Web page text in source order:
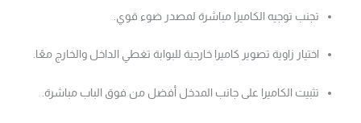
تجنب توجيه الكاميرا مباشرة لمصدر ضوء قوي.
اختيار زاوية تصوير كاميرا خارجية للبوابة تغطي الداخل والخارج معًا.
تثبيت الكاميرا على جانب المدخل أفضل من فوق الباب مباشرة.